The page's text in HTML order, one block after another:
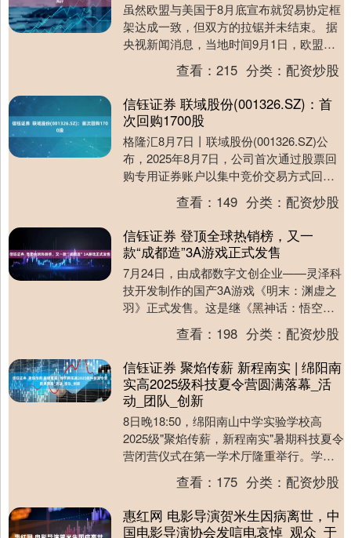
虽然欧盟与美国于8月底宣布就贸易协定框
架达成一致，但双方的拉锯并未结束。 据
央视新闻消息，当地时间9月1日，欧盟委
员会负责技术主权等事务的执行副主席汉
娜·维尔库....查看：215 分类：配资炒股
信钰证券 联域股份(001326.SZ)：首
次回购1700股
格隆汇8月7日丨联域股份(001326.SZ)公
布，2025年8月7日，公司首次通过股票回
购专用证券账户以集中竞价交易方式回购
公司股份1,700股，占公司总股本....
查看： 149 分类：配资炒股
信钰证券 登顶全球热销榜，又一
款“成都造”3A游戏正式发售
7月24日，由成都数字文创企业——灵泽科
技开发制作的国产3A游戏《明末：渊虚之
羽》正式发售。这是继《黑神话：悟空》
后，又一款被国内外玩家广泛期待和关注
的国产3A....查看： 198 分类：配资炒股
信钰证券 聚焰传薪 新程南实 | 绵阳南
实高2025级科技夏令营圆满落幕_活
动_团队_创新
8日晚18:50，绵阳南山中学实验学校高
2025级"聚焰传薪，新程南实"暑期科技夏令
营闭营仪式在第一学术厅隆重举行。学校
党政班子成员、2025级年级组教师、夏
查看： 175 分类：配资炒股
惠红网 电影导演贺米生因病离世，中
国电影导演协会发唁电哀悼_观众_于